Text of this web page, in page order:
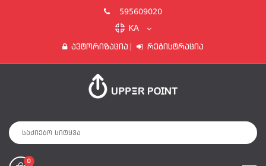
595609020
KA
Ავტორიზაცია
Რეგისტრაცია
0